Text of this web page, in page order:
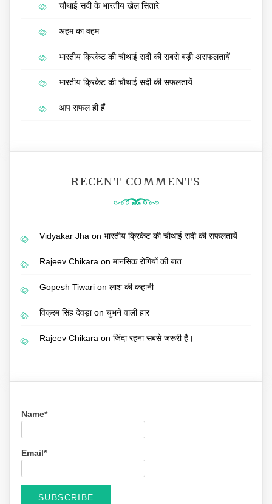
चौथाई सदी के भारतीय खेल सितारे
अहम का वहम
भारतीय क्रिकेट की चौथाई सदी की सबसे बड़ी असफलतायें
भारतीय क्रिकेट की चौथाई सदी की सफलतायें
आप सफल ही हैं
RECENT COMMENTS
Vidyakar Jha on भारतीय क्रिकेट की चौथाई सदी की सफलतायें
Rajeev Chikara on मानसिक रोगियों की बात
Gopesh Tiwari on लाश की कहानी
विक्रम सिंह देवड़ाon चुभने वाली हार
Rajeev Chikara on जिंदा रहना सबसे जरूरी है।
Name*
Email*